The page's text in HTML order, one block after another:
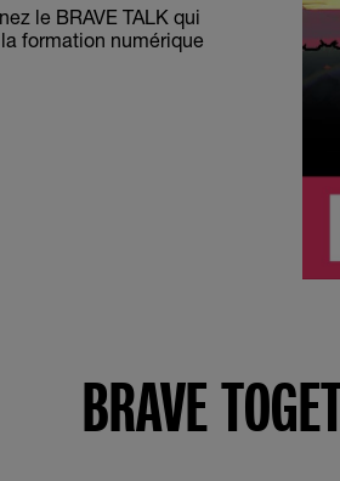
le BRAVE TALK qui
formation numérique
BRAVE